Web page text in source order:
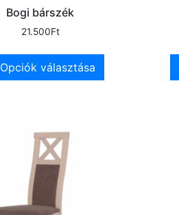
Bogi bárszék
21.500Ft
Opciók választása